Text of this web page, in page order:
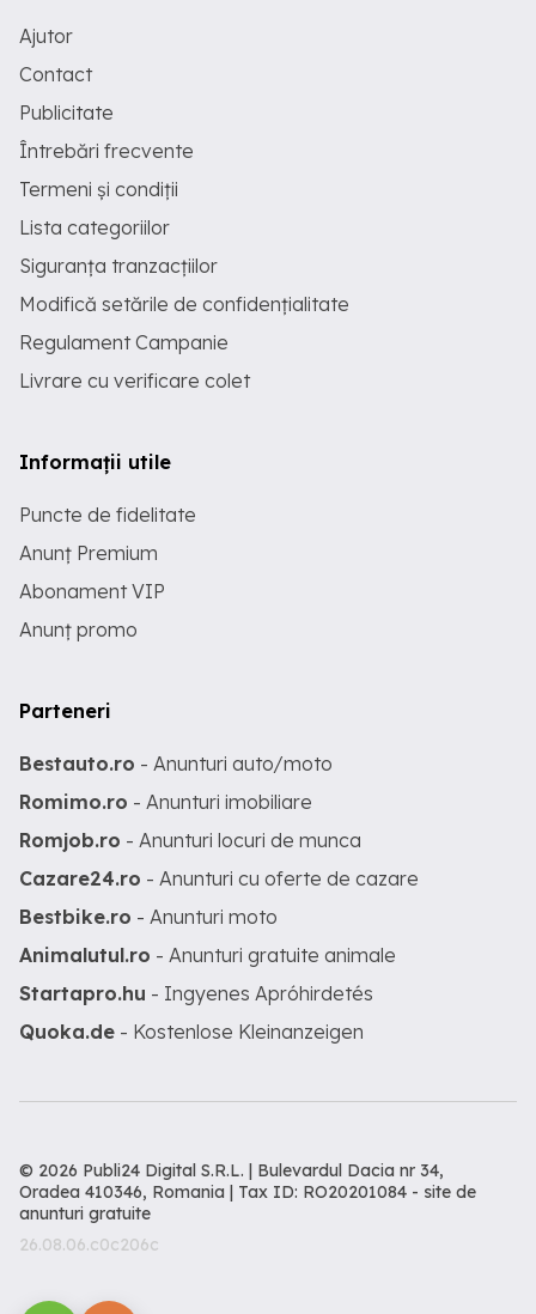
Ajutor
Contact
Publicitate
Întrebări frecvente
Termeni și condiții
Lista categoriilor
Siguranța tranzacțiilor
Modifică setările de confidențialitate
Regulament Campanie
Livrare cu verificare colet
Informații utile
Puncte de fidelitate
Anunț Premium
Abonament VIP
Anunț promo
Parteneri
Bestauto.ro - Anunturi auto/moto
Romimo.ro - Anunturi imobiliare
Romjob.ro - Anunturi locuri de munca
Cazare24.ro - Anunturi cu oferte de cazare
Bestbike.ro - Anunturi moto
Animalutul.ro - Anunturi gratuite animale
Startapro.hu - Ingyenes Apróhirdetés
Quoka.de - Kostenlose Kleinanzeigen
© 2026 Publi24 Digital S.R.L. | Bulevardul Dacia nr 34,
Oradea 410346, Romania | Tax ID: RO20201084 - site de
anunturi gratuite
26.08.06.c0c206c